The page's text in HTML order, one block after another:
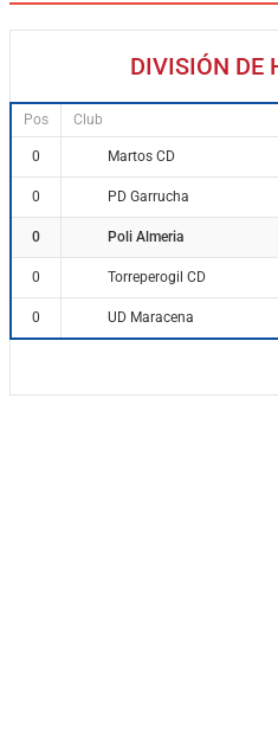
DIVISIÓN DE
Pos Club
0 Martos CD
0 PD Garrucha
0 Poli Almeria
0 Torreperogil CD
0 UD Maracena